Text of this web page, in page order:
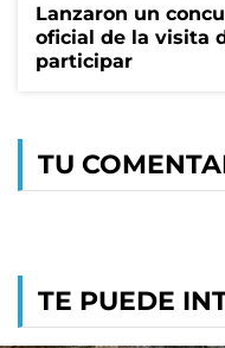
Lanzaron un
oficial de la visita
participar
TU
TE PUEDE